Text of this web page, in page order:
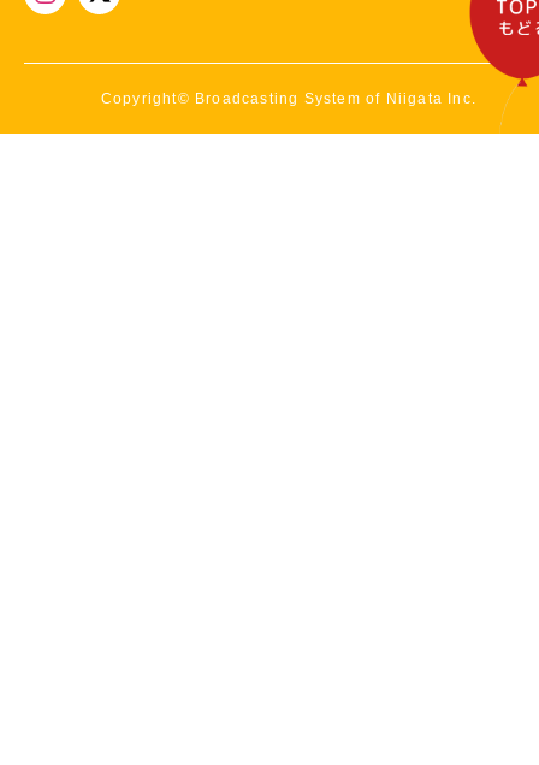
Copyright© Broadcasting System of Niigata Inc.